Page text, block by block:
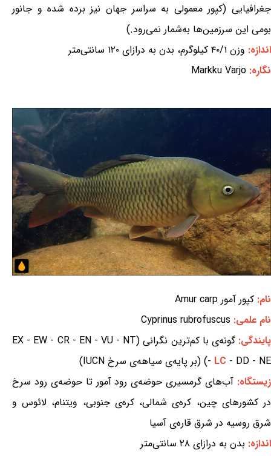
جغرافیایی (کپور معمولی به سراسر جهان نیز برده شده و جانور
بومی این سرزمین‌ها به‌شمار نمی‌رود.)
اندازه: وزن ۴۰/۱ کیلوگرم، بدن به درازای ۱۲۰ سانتی‌متر
نگاره: Markku Varjo
نام: کپور آمور Amur carp
نام علمی: Cyprinus rubrofuscus
پایندگی:
گونه‌ی با کم‌ترین نگرانی (EX - EW - CR - EN - VU - NT
- LC - DD - NE) (بر پایه‌ی سیاهه‌ی سرخ IUCN)
زیستگاه: آب‌های گرمسیری حوضه‌ی رود آمور تا حوضه‌ی رود سرخ
در کشورهای چین، کره‌ی شمالی، کره‌ی جنوبی، ویتنام، لائوس و
شرق روسیه در شرق قاره‌ی آسیا
اندازه: بدن به درازای ۲۸ سانتی‌متر